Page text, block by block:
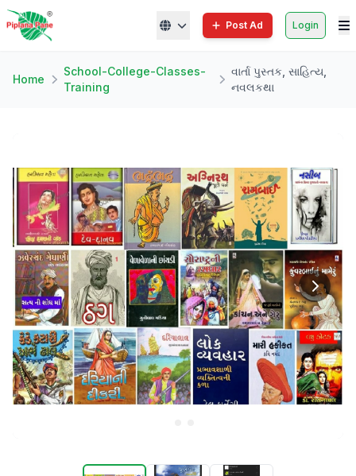
Post Ad Login
Home
School-College-Classes-
Training
વાર્તા પુસ્તક, સાહિત્ય,
નવલકથા